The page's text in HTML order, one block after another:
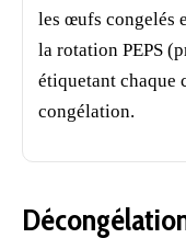
les œufs congelés
la rotation PEPS
étiquetant chaque
congélation.